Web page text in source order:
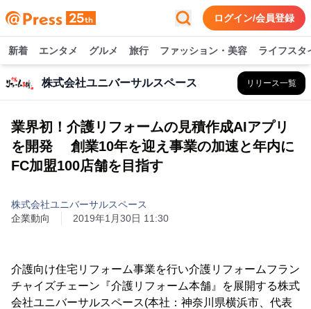
ログイン/会員登録
新着 エンタメ グルメ 旅行 ファッション・美容 ライフスタ
株式会社ユニバーサルスペース リリース一覧
業界初！介護リフォームの見積作成AIアプリ
を開発 創業10年を迎え事業の加速と年内に
FC加盟100店舗を目指す
株式会社ユニバーサルスペース
企業動向
2019年1月30日 11:30
介護向け住宅リフォーム事業を行い介護リフォームフラン
チャイズチェーン『介護リフォーム本舗』を展開する株式
会社ユニバーサルスペース(本社：神奈川県横浜市、代表